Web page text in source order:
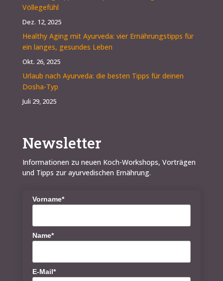
Völlegefühl
Dez. 12, 2025
Healthy Aging mit Ayurveda: vier Ernährungstipps für
ein langes, gesundes Leben
Okt. 26, 2025
Urlaub nach Ayurveda: die besten Tipps für deinen
Dosha-Typ
Juli 29, 2025
Newsletter
Informationen zu neuen Koch-Workshops, Vorträgen
und Tipps zur ayurvedischen Ernährung.
Vorname*
Name*
E-Mail*